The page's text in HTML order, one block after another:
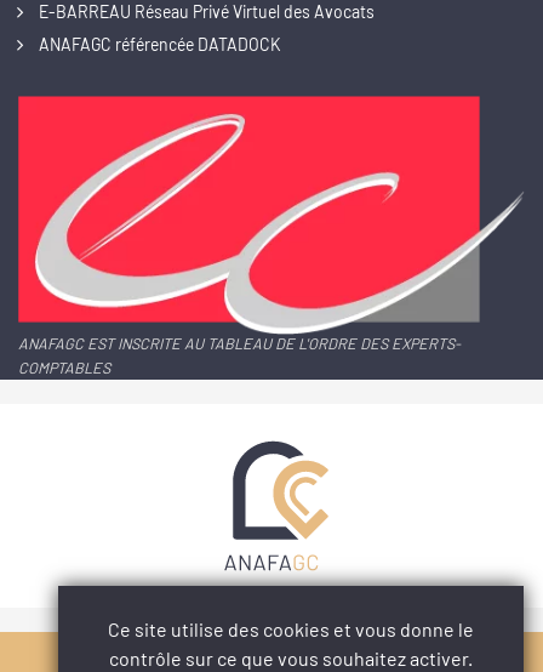
E-BARREAU Réseau Privé Virtuel des Avocats
ANAFAGC référencée DATADOCK
ANAFAGC EST INSCRITE AU TABLEAU DE L'ORDRE DES EXPERTS-
COMPTABLES
PARTAGER
Ce site utilise des cookies et vous donne le
contrôle sur ce que vous souhaitez activer.